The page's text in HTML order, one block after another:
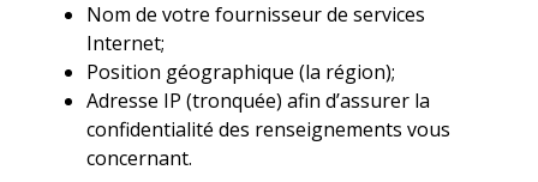
Nom de votre fournisseur de services
Internet;
Position géographique (la région);
Adresse IP (tronquée) afin d’assurer la
confidentialité des renseignements vous
concernant.